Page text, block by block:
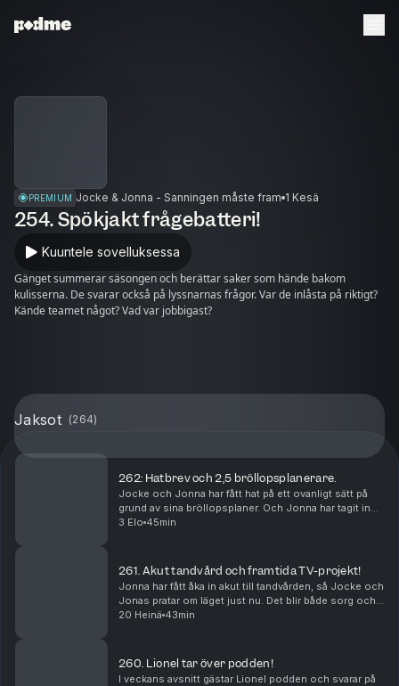
PREMIUM Jocke & Jonna - Sanningen måste fram 1 Kesä
254. Spökjakt frågebatteri!
Kuuntele sovelluksessa
Gänget summerar säsongen och berättar saker som hände bakom
kulisserna. De svarar också på lyssnarnas frågor. Var de inlåsta på riktigt?
Kände teamet något? Vad var jobbigast?
Jaksot (264)
262: Hatbrev och 2,5 bröllopsplanerare.
Jocke och Jonna har fått hat på ett ovanligt sätt på
grund av sina bröllopsplaner. Och Jonna har tagit in
2,5 bröllopsplanerare för att hinna med allt innan de
3 Elo 45min
261. Akut tandvård och framtida TV-projekt!
Jonna har fått åka in akut till tandvården, så Jocke och
Jonas pratar om läget just nu. Det blir både sorg och
glädje, och Jocke berättar om framtida TV-projekt.
20 Heinä 43min
260. Lionel tar över podden!
I veckans avsnitt gästar Lionel podden och svarar på